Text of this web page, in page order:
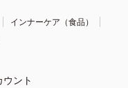
インナーケア（食品）
ント